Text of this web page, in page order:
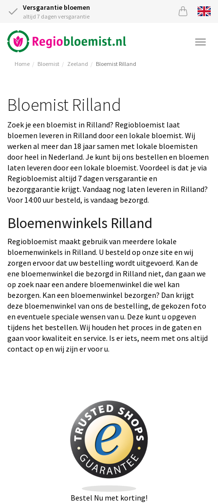
Versgarantie bloemen
altijd 7 dagen versgarantie
Home Bloemist Zeeland Bloemist Rilland
Bloemist Rilland
Zoek je een bloemist in Rilland? Regiobloemist laat
bloemen leveren in Rilland door een lokale bloemist. Wij
werken al meer dan 18 jaar samen met lokale bloemisten
door heel in Nederland. Je kunt bij ons bestellen en bloemen
laten leveren door een lokale bloemist. Voordeel is dat je via
Regiobloemist altijd 7 dagen versgarantie en
bezorggarantie krijgt. Vandaag nog laten leveren in Rilland?
Voor 14:00 uur besteld, is vandaag bezorgd.
Bloemenwinkels Rilland
Regiobloemist maakt gebruik van meerdere lokale
bloemenwinkels in Rilland. U besteld op onze site en wij
zorgen ervoor dat uw bestelling wordt uitgevoerd. Kan de
ene bloemenwinkel die bezorgd in Rilland niet, dan gaan we
op zoek naar een andere bloemenwinkel die wel kan
bezorgen. Kan een bloemenwinkel bezorgen? Dan krijgt
deze bloemenwinkel van ons de bestelling, de gekozen foto
en eventuele speciale wensen van u. Deze kunt u opgeven
tijdens het bestellen. Wij houden het proces in de gaten en
gaan voor kwaliteit en service. Is er iets, neem met ons altijd
contact op en wij zijn er voor u.
Bestel Nu met korting!